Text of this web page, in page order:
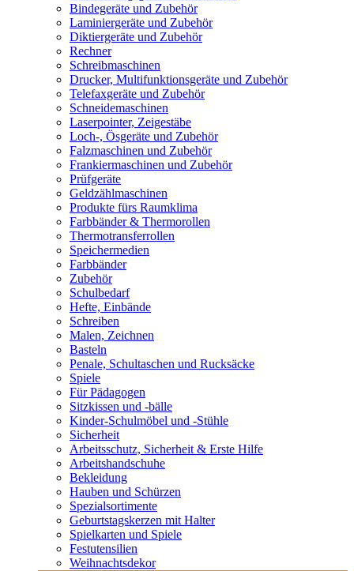
Bindegeräte und Zubehör
Laminiergeräte und Zubehör
Diktiergeräte und Zubehör
Rechner
Schreibmaschinen
Drucker, Multifunktionsgeräte und Zubehör
Telefaxgeräte und Zubehör
Schneidemaschinen
Laserpointer, Zeigestäbe
Loch-, Ösgeräte und Zubehör
Falzmaschinen und Zubehör
Frankiermaschinen und Zubehör
Prüfgeräte
Geldzählmaschinen
Produkte fürs Raumklima
Farbbänder & Thermorollen
Thermotransferrollen
Speichermedien
Farbbänder
Zubehör
Schulbedarf
Hefte, Einbände
Schreiben
Malen, Zeichnen
Basteln
Penale, Schultaschen und Rucksäcke
Spiele
Für Pädagogen
Sitzkissen und -bälle
Kinder-Schulmöbel und -Stühle
Sicherheit
Arbeitsschutz, Sicherheit & Erste Hilfe
Arbeitshandschuhe
Bekleidung
Hauben und Schürzen
Spezialsortimente
Geburtstagskerzen mit Halter
Spielkarten und Spiele
Festutensilien
Weihnachtsdekor